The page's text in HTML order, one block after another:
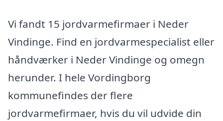
Vi fandt 15 jordvarmefirmaer i Neder
Vindinge. Find en jordvarmespecialist eller
håndværker i Neder Vindinge og omegn
herunder. I hele Vordingborg
kommunefindes der flere
jordvarmefirmaer, hvis du vil udvide din